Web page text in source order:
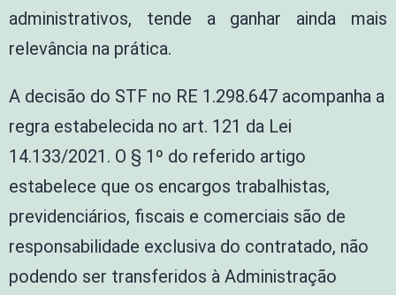
administrativos, tende a ganhar ainda mais
relevância na prática.
A decisão do STF no RE 1.298.647 acompanha a
regra estabelecida no art. 121 da Lei
14.133/2021. O § 1º do referido artigo
estabelece que os encargos trabalhistas,
previdenciários, fiscais e comerciais são de
responsabilidade exclusiva do contratado, não
podendo ser transferidos à Administração